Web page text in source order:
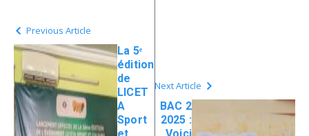
Previous Article
La 5ᵉ
édition
de
LICET
A
Sport
Next Article
BAC 2
2025 :